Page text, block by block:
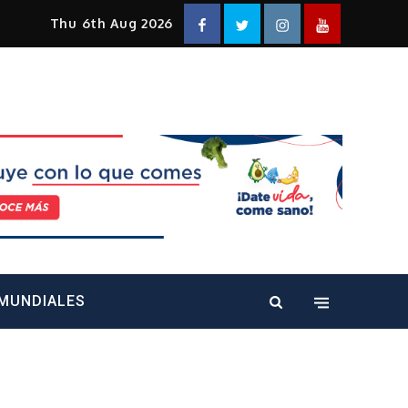
Thu 6th Aug 2026 FacebookTwitterInstagramYouTube